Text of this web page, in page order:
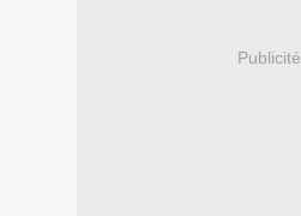
Publicité